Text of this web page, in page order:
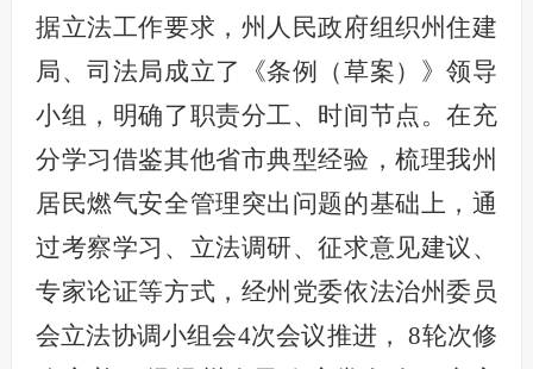
据立法工作要求， 州人民政府组织州住建
局、司法局成立了《条例（草案）》领导
小组，明确了职责分工、时间节点。在充
分学习借鉴其他省市典型经验 ，梳理我州
居民燃气安全管理突出问题的基础上 ，通
过考察学习、立法调研、征求意见建议、
专家论证等方式， 经州党委依法治州委员
会立法协调小组会4次会议推进 ， 8轮次修